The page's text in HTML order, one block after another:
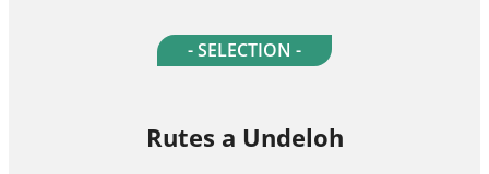
- SELECTION -
Rutes a Undeloh